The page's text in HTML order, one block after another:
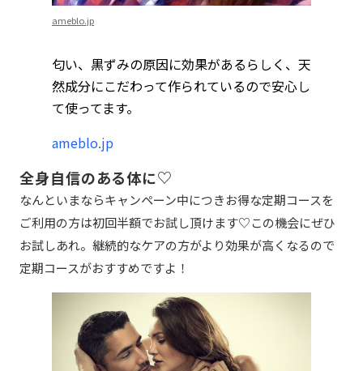
ameblo.jp
匂い、黒ずみの原因に効果があるらしく、天
然成分にこだわって作られているので安心し
て使ってます。
ameblo.jp
全身自信のある体に♡
なんといまならキャンペーン中につきお得な定期コースを
ご利用の方は初回半額でお試し頂けます♡この機会にぜひ
お試しあれ。継続的なケアの方がより効果が高くなるので
定期コースがおすすめですよ！